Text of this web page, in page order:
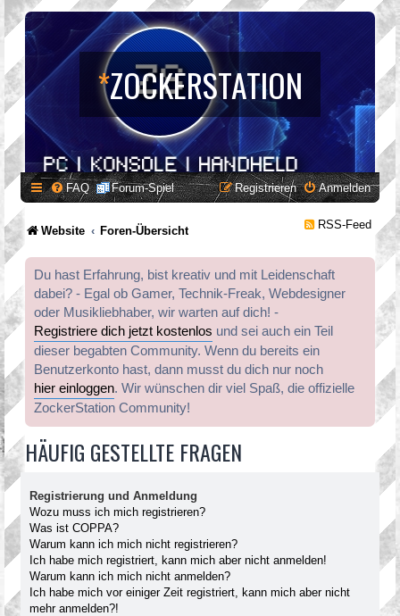
*ZOCKERSTATION
FAQ Forum-Spiel Anmelden
Registrieren
Website Foren-Übersicht RSS-Feed
Du hast Erfahrung, bist kreativ und mit Leidenschaft
dabei? - Egal ob Gamer, Technik-Freak, Webdesigner
oder Musikliebhaber, wir warten auf dich! -
Registriere dich jetzt kostenlos und sei auch ein Teil
dieser begabten Community. Wenn du bereits ein
Benutzerkonto hast, dann musst du dich nur noch
hier einloggen. Wir wünschen dir viel Spaß, die offizielle
ZockerStation Community!
HÄUFIG GESTELLTE FRAGEN
Registrierung und Anmeldung
Wozu muss ich mich registrieren?
Was ist COPPA?
Warum kann ich mich nicht registrieren?
Ich habe mich registriert, kann mich aber nicht anmelden!
Warum kann ich mich nicht anmelden?
Ich habe mich vor einiger Zeit registriert, kann mich aber nicht
mehr anmelden?!